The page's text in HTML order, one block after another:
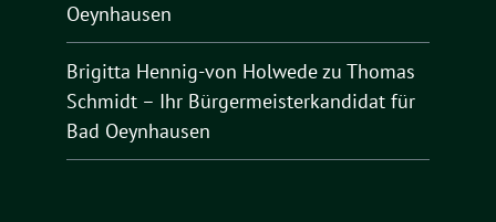
Oeynhausen
Brigitta Hennig-von Holwedezu Thomas
Schmidt – Ihr Bürgermeisterkandidat für
Bad Oeynhausen